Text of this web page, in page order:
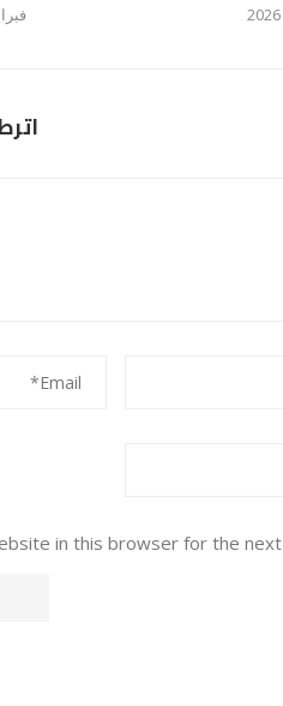
فبراير 22,
in this browser for the